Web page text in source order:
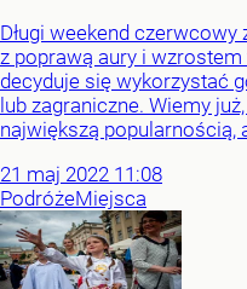
Długi weekend
z poprawą aury i
decyduje się wykorzystać
lub zagraniczne. Wiemy
największą popularnością,
21 maj 2022 11:08
PodróżeMiejsca